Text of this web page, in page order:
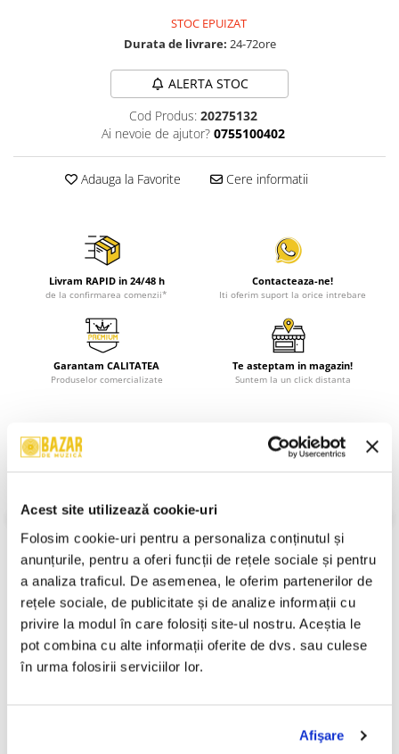
Acest site utilizează cookie-uri
Folosim cookie-uri pentru a personaliza conținutul și
anunțurile, pentru a oferi funcții de rețele sociale și pentru
a analiza traficul. De asemenea, le oferim partenerilor de
rețele sociale, de publicitate și de analize informații cu
privire la modul în care folosiți site-ul nostru. Aceștia le
pot combina cu alte informații oferite de dvs. sau culese
în urma folosirii serviciilor lor.
Afişare
STOC EPUIZAT
Durata de livrare: 24-72ore
ALERTA STOC
Cod Produs: 20275132
Ai nevoie de ajutor? 0755100402
Adauga la Favorite Cere informatii
Livram RAPID in 24/48 h
de la confirmarea comenzii*
Contacteaza-ne!
Iti oferim suport la orice intrebare
Garantam CALITATEA
Produselor comercializate
Te asteptam in magazin!
Suntem la un click distanta
Descriere
An Lansare:
2004
Stil:Story
Stare Disc:Mint (M)
Stare Coperta: Near Mint (NM or M-)
Informatii conformitate produs
Review-uri(0)